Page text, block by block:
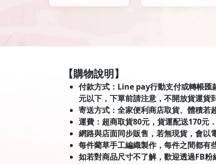
【購物說明】
付款方式：Line pay行動支付或轉帳匯
元以下，下單前請注意，不開放貨運貨
寄送方式：全家便利商店取貨、體積若
運費：超商取貨80元，貨運配送170元
網路與店面同步販售，若無現貨，會以
每件藺草手工編織製作，每件之間都有
如若對商品尺寸不了解，歡迎透過FB粉